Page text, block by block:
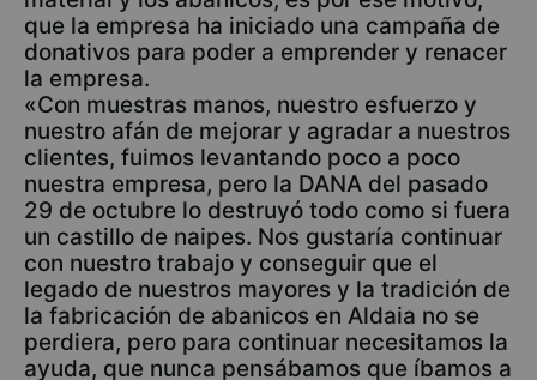
que la empresa ha iniciado una campaña de
donativos para poder a emprender y renacer
la empresa.
«Con muestras manos, nuestro esfuerzo y
nuestro afán de mejorar y agradar a nuestros
clientes, fuimos levantando poco a poco
nuestra empresa, pero la DANA del pasado
29 de octubre lo destruyó todo como si fuera
un castillo de naipes. Nos gustaría continuar
con nuestro trabajo y conseguir que el
legado de nuestros mayores y la tradición de
la fabricación de abanicos en Aldaia no se
perdiera, pero para continuar necesitamos la
ayuda, que nunca pensábamos que íbamos a